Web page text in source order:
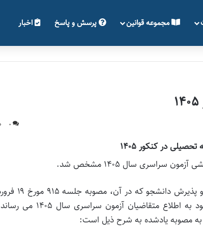
مجموعه قوانین پرسش و پاسخ اخبار
0
در کنکور ۱۴۰۵
سال ۱۴۰۵ مشخص شد.
پیرو اطلاعیه مورخ ۱۷ اردیبهشت ۱۴۰۴ دبیرخانه
۱۴۰۴ شورای عالی انقلاب فرهنگی، اطلاع رسانی عمومی شده بود به اطلاع
به مصوبه یادشده به شرح ذیل است: